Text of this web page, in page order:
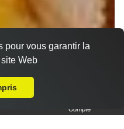
Compte
pour vous garantir la
Web